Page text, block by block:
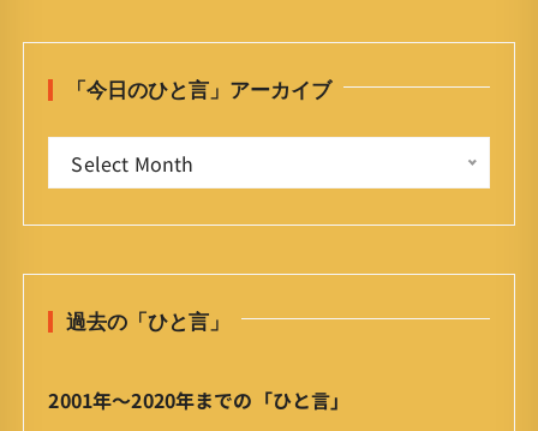
:
「今日のひと言」アーカイブ
ひ
言
ア
Select Month
過去の「ひと言」
2001年〜2020年までの「ひと言」